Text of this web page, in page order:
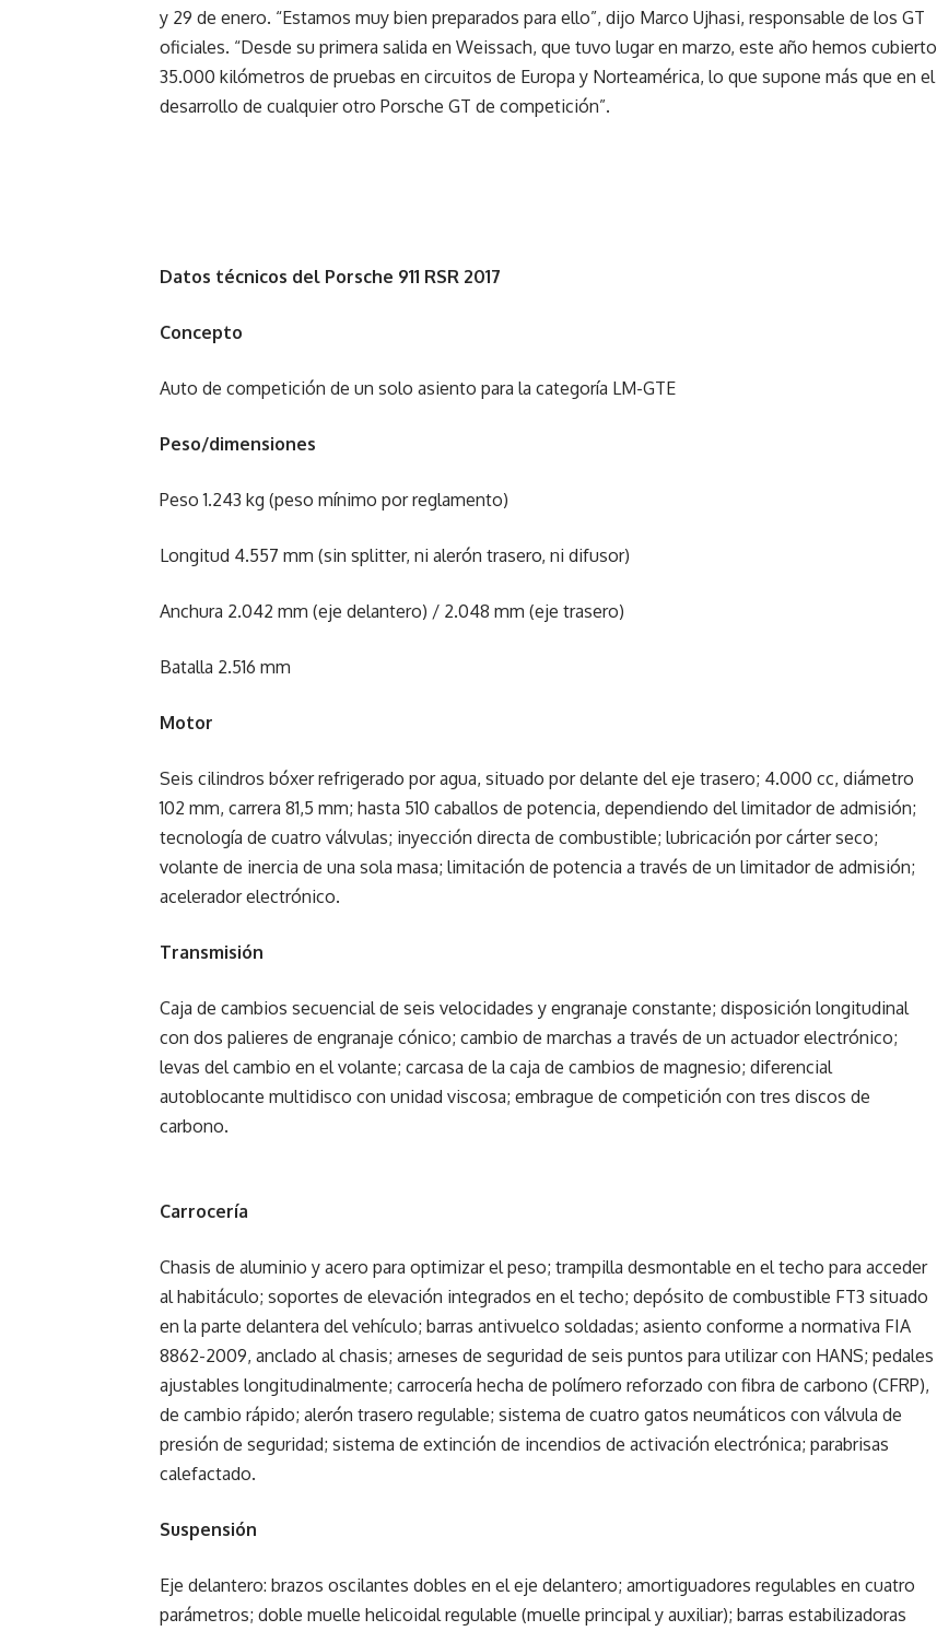
y 29 de enero. “Estamos muy bien preparados para ello”, dijo Marco Ujhasi, responsable de los GT
oficiales. “Desde su primera salida en Weissach, que tuvo lugar en marzo, este año hemos cubierto
35.000 kilómetros de pruebas en circuitos de Europa y Norteamérica, lo que supone más que en el
desarrollo de cualquier otro Porsche GT de competición”.
Datos técnicos del Porsche 911 RSR 2017
Concepto
Auto de competición de un solo asiento para la categoría LM-GTE
Peso/dimensiones
Peso 1.243 kg (peso mínimo por reglamento)
Longitud 4.557 mm (sin splitter, ni alerón trasero, ni difusor)
Anchura 2.042 mm (eje delantero) / 2.048 mm (eje trasero)
Batalla 2.516 mm
Motor
Seis cilindros bóxer refrigerado por agua, situado por delante del eje trasero; 4.000 cc, diámetro
102 mm, carrera 81,5 mm; hasta 510 caballos de potencia, dependiendo del limitador de admisión;
tecnología de cuatro válvulas; inyección directa de combustible; lubricación por cárter seco;
volante de inercia de una sola masa; limitación de potencia a través de un limitador de admisión;
acelerador electrónico.
Transmisión
Caja de cambios secuencial de seis velocidades y engranaje constante; disposición longitudinal
con dos palieres de engranaje cónico; cambio de marchas a través de un actuador electrónico;
levas del cambio en el volante; carcasa de la caja de cambios de magnesio; diferencial
autoblocante multidisco con unidad viscosa; embrague de competición con tres discos de
carbono.
Carrocería
Chasis de aluminio y acero para optimizar el peso; trampilla desmontable en el techo para acceder
al habitáculo; soportes de elevación integrados en el techo; depósito de combustible FT3 situado
en la parte delantera del vehículo; barras antivuelco soldadas; asiento conforme a normativa FIA
8862-2009, anclado al chasis; arneses de seguridad de seis puntos para utilizar con HANS; pedales
ajustables longitudinalmente; carrocería hecha de polímero reforzado con fibra de carbono (CFRP),
de cambio rápido; alerón trasero regulable; sistema de cuatro gatos neumáticos con válvula de
presión de seguridad; sistema de extinción de incendios de activación electrónica; parabrisas
calefactado.
Suspensión
Eje delantero: brazos oscilantes dobles en el eje delantero; amortiguadores regulables en cuatro
parámetros; doble muelle helicoidal regulable (muelle principal y auxiliar); barras estabilizadoras